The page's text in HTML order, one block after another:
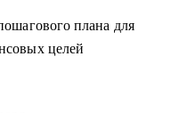
плана для
целей